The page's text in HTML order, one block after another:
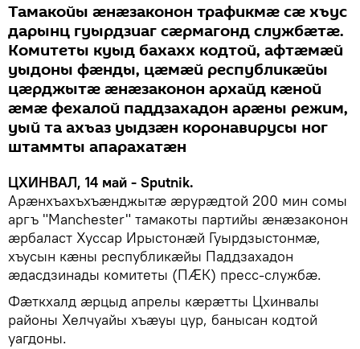
Тамакойы ӕнӕзаконон трафикмӕ сӕ хъус
дарынц гуырдзиаг сӕрмагонд службӕтӕ.
Комитеты куыд бахахх кодтой, афтӕмӕй
уыдоны фӕнды, цӕмӕй республикӕйы
цӕрджытӕ ӕнӕзаконон архайд кӕной
ӕмӕ фехалой паддзахадон арӕны режим,
уый та ахъаз уыдзӕн коронавирусы ног
штаммты апарахатӕн
ЦХИНВАЛ, 14 май - Sputnik.
Арӕнхъахъхъӕнджытӕ ӕрурӕдтой 200 мин сомы
аргъ "Manchester" тамакоты партийы ӕнӕзаконон
ӕрбаласт Хуссар Ирыстонӕй Гуырдзыстонмӕ,
хъусын кӕны республикӕйы Паддзахадон
ӕдасдзинады комитеты (ПӔК) пресс-службӕ.
Фӕткхалд ӕрцыд апрелы кӕрӕтты Цхинвалы
районы Хелчуайы хъӕуы цур, банысан кодтой
уагдоны.